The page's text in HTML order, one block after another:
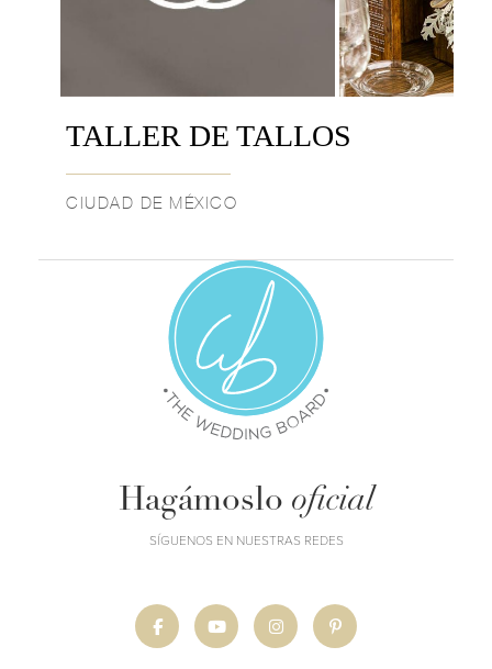
TALLER DE TALLOS
CIUDAD DE MÉXICO
Hagámoslo oficial
SÍGUENOS EN NUESTRAS REDES